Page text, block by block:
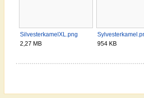
SilvesterkamelXL.png
2,27 MB
954 KB